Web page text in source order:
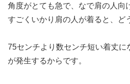
角度がとても急で、なで肩の人向
すごくいかり肩の人が着ると、ど
75センチより数センチ短い着丈に
が発生するからです。